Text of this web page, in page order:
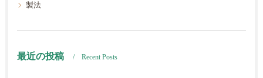
製法
最近の投稿 Recent Posts